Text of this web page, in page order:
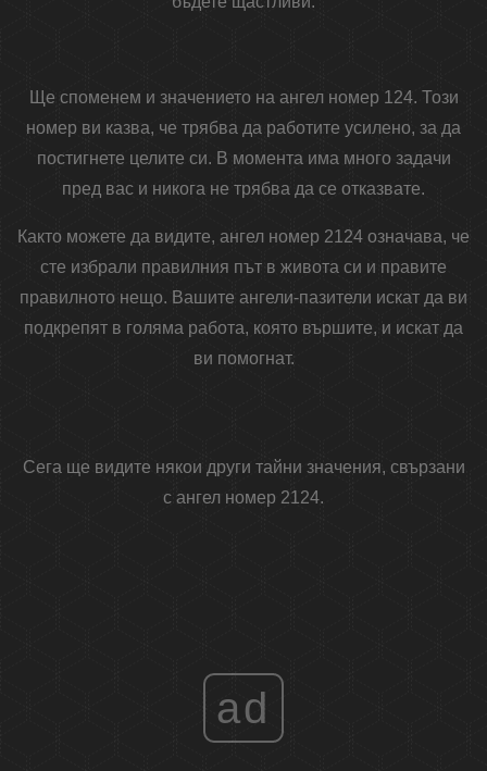
Ще споменем и значението на ангел номер 124. Този
номер ви казва, че трябва да работите усилено, за да
постигнете целите си. В момента има много задачи
пред вас и никога не трябва да се отказвате.
Както можете да видите, ангел номер 2124 означава, че
сте избрали правилния път в живота си и правите
правилното нещо. Вашите ангели-пазители искат да ви
подкрепят в голяма работа, която вършите, и искат да
ви помогнат.
Сега ще видите някои други тайни значения, свързани
с ангел номер 2124.
ad